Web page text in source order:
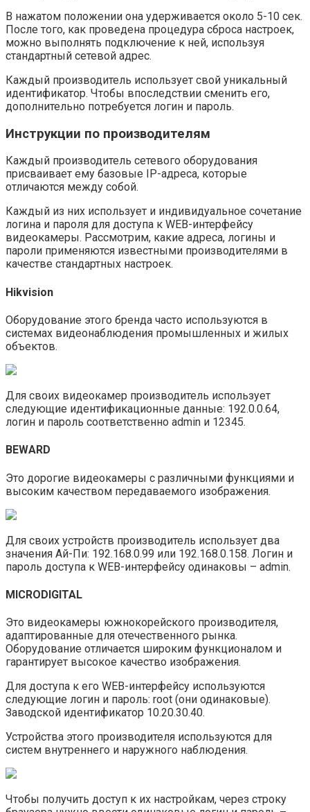
В нажатом положении она удерживается около 5-10 сек.
После того, как проведена процедура сброса настроек,
можно выполнять подключение к ней, используя
стандартный сетевой адрес.
Каждый производитель использует свой уникальный
идентификатор. Чтобы впоследствии сменить его,
дополнительно потребуется логин и пароль.
Инструкции по производителям
Каждый производитель сетевого оборудования
присваивает ему базовые IP-адреса, которые
отличаются между собой.
Каждый из них использует и индивидуальное сочетание
логина и пароля для доступа к WEB-интерфейсу
видеокамеры. Рассмотрим, какие адреса, логины и
пароли применяются известными производителями в
качестве стандартных настроек.
Hikvision
Оборудование этого бренда часто используются в
системах видеонаблюдения промышленных и жилых
объектов.
Для своих видеокамер производитель использует
следующие идентификационные данные: 192.0.0.64,
логин и пароль соответственно admin и 12345.
BEWARD
Это дорогие видеокамеры с различными функциями и
высоким качеством передаваемого изображения.
Для своих устройств производитель использует два
значения Ай-Пи: 192.168.0.99 или 192.168.0.158. Логин и
пароль доступа к WEB-интерфейсу одинаковы – admin.
MICRODIGITAL
Это видеокамеры южнокорейского производителя,
адаптированные для отечественного рынка.
Оборудование отличается широким функционалом и
гарантирует высокое качество изображения.
Для доступа к его WEB-интерфейсу используются
следующие логин и пароль: root (они одинаковые).
Заводской идентификатор 10.20.30.40.
Устройства этого производителя используются для
систем внутреннего и наружного наблюдения.
Чтобы получить доступ к их настройкам, через строку